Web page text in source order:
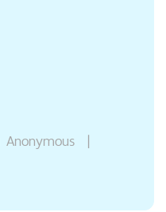
Anonymous |